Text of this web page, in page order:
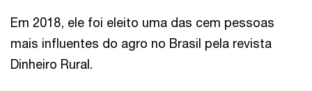
Em 2018, ele foi eleito uma das cem pessoas
mais influentes do agro no Brasil pela revista
Dinheiro Rural.